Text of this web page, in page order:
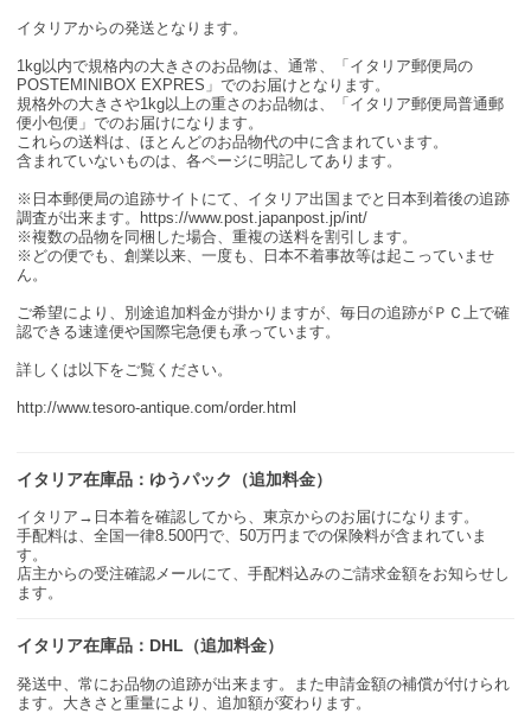
イタリアからの発送となります。
1kg以内で規格内の大きさのお品物は、通常、「イタリア郵便局の
POSTEMINIBOX EXPRES」でのお届けとなります。
規格外の大きさや1kg以上の重さのお品物は、「イタリア郵便局普通郵
便小包便」でのお届けになります。
これらの送料は、ほとんどのお品物代の中に含まれています。
含まれていないものは、各ページに明記してあります。
※日本郵便局の追跡サイトにて、イタリア出国までと日本到着後の追跡
調査が出来ます。https://www.post.japanpost.jp/int/
※複数の品物を同梱した場合、重複の送料を割引します。
※どの便でも、創業以来、一度も、日本不着事故等は起こっていませ
ん。
ご希望により、別途追加料金が掛かりますが、毎日の追跡がＰＣ上で確
認できる速達便や国際宅急便も承っています。
詳しくは以下をご覧ください。
http://www.tesoro-antique.com/order.html
イタリア在庫品：ゆうパック（追加料金）
イタリア→日本着を確認してから、東京からのお届けになります。
手配料は、全国一律8.500円で、50万円までの保険料が含まれていま
す。
店主からの受注確認メールにて、手配料込みのご請求金額をお知らせし
ます。
イタリア在庫品：DHL（追加料金）
発送中、常にお品物の追跡が出来ます。また申請金額の補償が付けられ
ます。大きさと重量により、追加額が変わります。